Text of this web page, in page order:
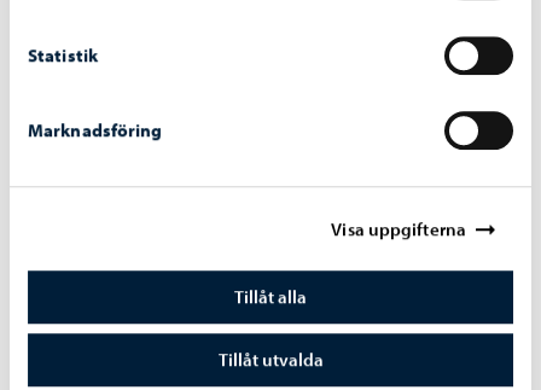
Statistik
Marknadsföring
Visa uppgifterna
Tillåt alla
Tillåt utvalda
Det tillgängliga biblioteket
Flerspråkiga biblioteket och annat
Plock ur nätbiblioteket